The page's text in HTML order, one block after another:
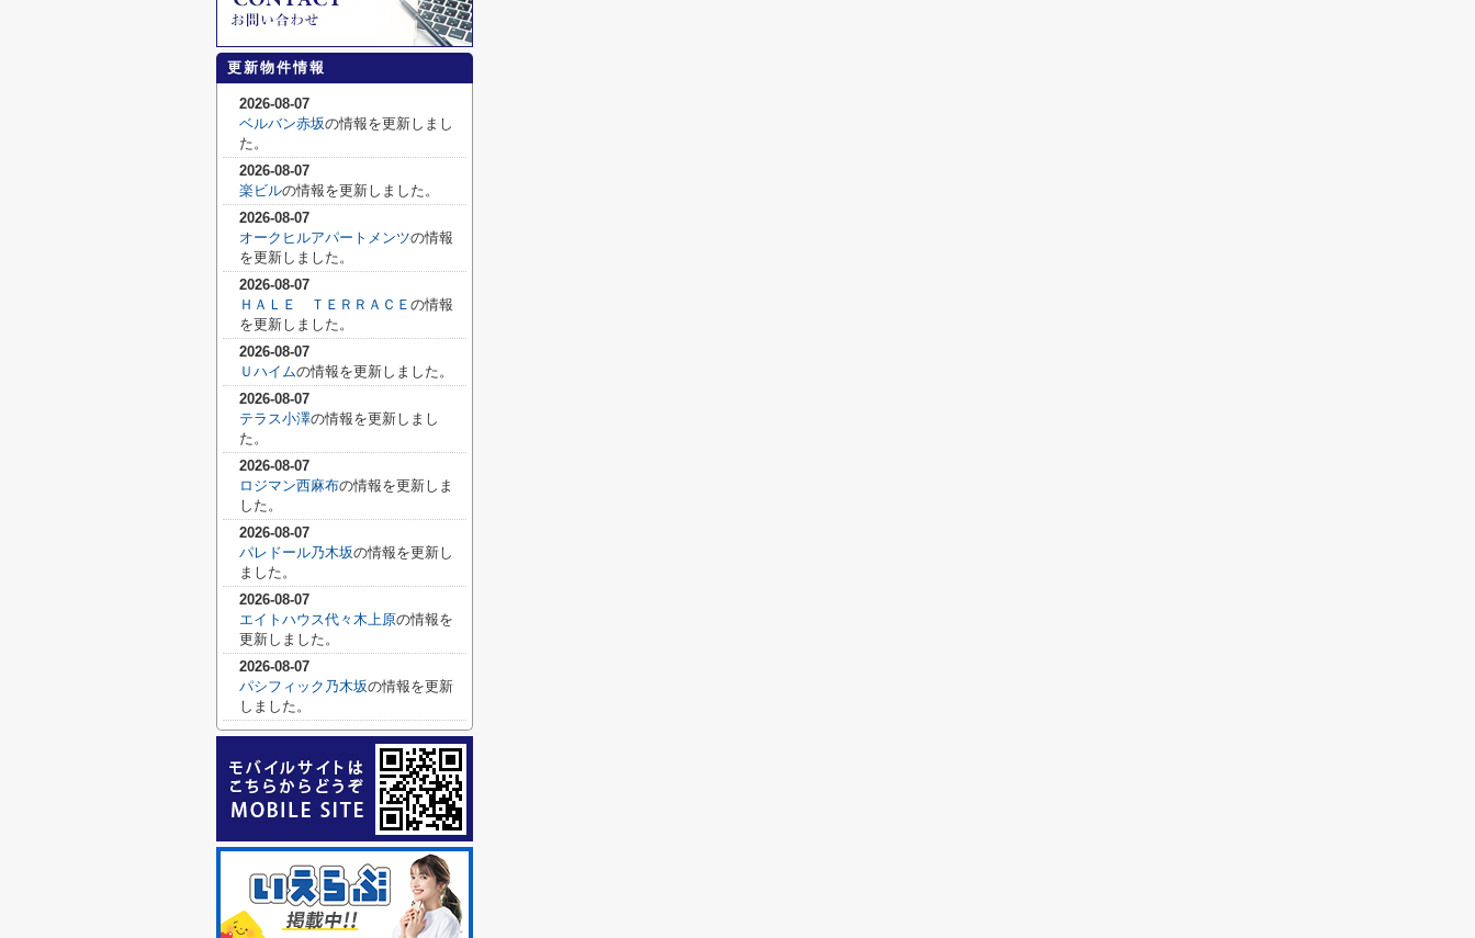
更新物件情報
2026-08-07
ベルバン赤坂の情報を更新しまし
た。
2026-08-07
楽ビルの情報を更新しました。
2026-08-07
オークヒルアパートメンツの情報
を更新しました。
2026-08-07
ＨＡＬＥ ＴＥＲＲＡＣＥ の情報
を更新しました。
2026-08-07
Ｕハイムの情報を更新しました。
2026-08-07
テラス小澤の情報を更新しまし
た。
2026-08-07
ロジマン西麻布の情報を更新しま
した。
2026-08-07
パレドール乃木坂の情報を更新し
ました。
2026-08-07
エイトハウス代々木上原の情報を
更新しました。
2026-08-07
パシフィック乃木坂の情報を更新
しました。